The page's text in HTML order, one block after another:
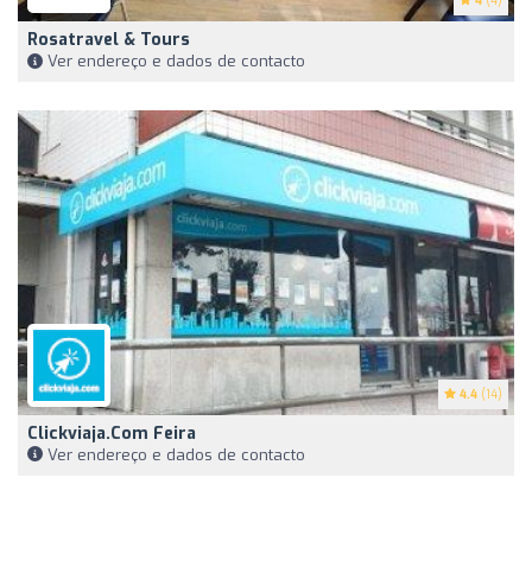
Rosatravel & Tours
Ver endereço e dados de contacto
4.4 (14)
Clickviaja.com Feira
Ver endereço e dados de contacto